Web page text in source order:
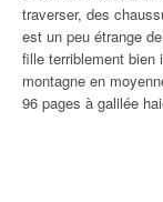
traverser, des
est un peu étrange
fille terriblement bien
montagne en
96 pages à galilée